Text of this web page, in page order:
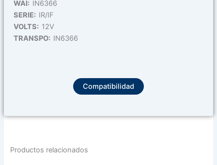
WAI: IN6366
SERIE: IR/IF
VOLTS: 12V
TRANSPO: IN6366
Compatibilidad
Productos relacionados